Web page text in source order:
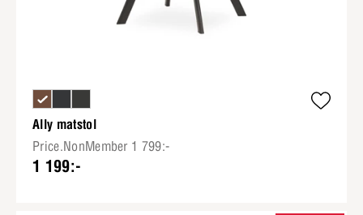
Ally matstol
Price.NonMember 1 799:-
1 199:-